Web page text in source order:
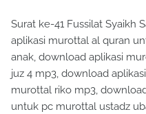
Surat ke-41 Fussilat Syaikh
aplikasi murottal al quran
anak, download aplikasi
juz 4 mp3, download
murottal riko mp3,
untuk pc murottal ustadz